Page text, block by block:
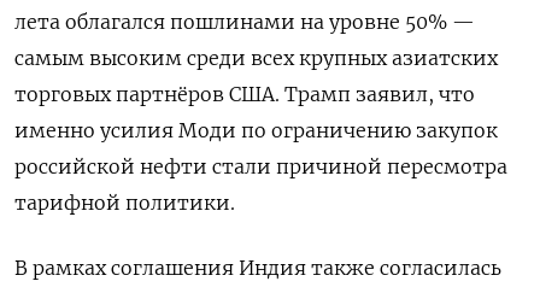
лета облагался пошлинами на уровне 50% —
самым высоким среди всех крупных азиатских
торговых партнёров США. Трамп заявил, что
именно усилия Моди по ограничению закупок
российской нефти стали причиной пересмотра
тарифной политики.
В рамках соглашения Индия также согласилась